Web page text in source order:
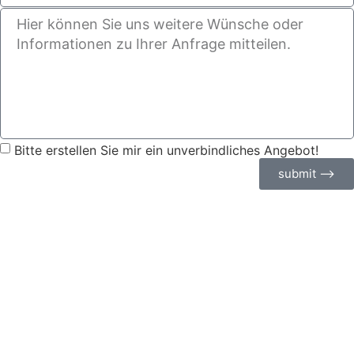
Bitte erstellen Sie mir ein unverbindliches Angebot!
submit ⟶